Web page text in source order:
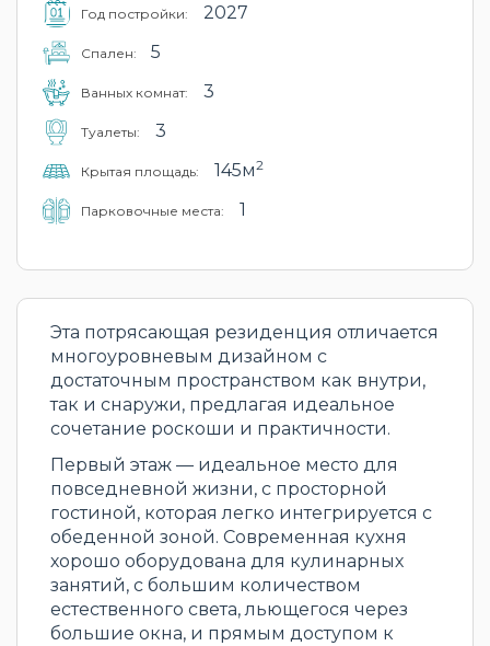
Год постройки: 2027
Cпален: 5
Ванных комнат: 3
Туалеты: 3
Крытая площадь: 145м2
Парковочные места: 1
Эта потрясающая резиденция отличается
многоуровневым дизайном с
достаточным пространством как внутри,
так и снаружи, предлагая идеальное
сочетание роскоши и практичности.
Первый этаж — идеальное место для
повседневной жизни, с просторной
гостиной, которая легко интегрируется с
обеденной зоной. Современная кухня
хорошо оборудована для кулинарных
занятий, с большим количеством
естественного света, льющегося через
большие окна, и прямым доступом к